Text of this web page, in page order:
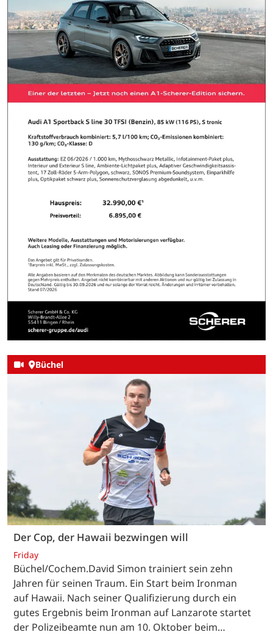
Büchel
Der Cop, der Hawaii bezwingen will
Friday
Büchel/Cochem.David Simon trainiert sein zehn
Jahren für seinen Traum. Ein Start beim Ironman
auf Hawaii. Nach seiner Qualifizierung durch ein
gutes Ergebnis beim Ironman auf Lanzarote startet
der Polizeibeamte nun am 10. Oktober beim…